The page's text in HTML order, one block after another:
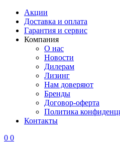
Акции
Доставка и оплата
Гарантия и сервис
Компания
О нас
Новости
Дилерам
Лизинг
Нам доверяют
Бренды
Договор-оферта
Политика
Контакты
0 0